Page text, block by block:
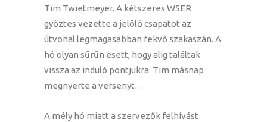
Tim Twietmeyer. A kétszeres WSER
győztes vezette a jelölő csapatot az
útvonal legmagasabban fekvő szakaszán. A
hó olyan sűrűn esett, hogy alig találtak
vissza az induló pontjukra. Tim másnap
megnyerte a versenyt…
A mély hó miatt a szervezők felhívást